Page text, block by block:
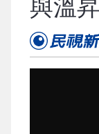
與溫